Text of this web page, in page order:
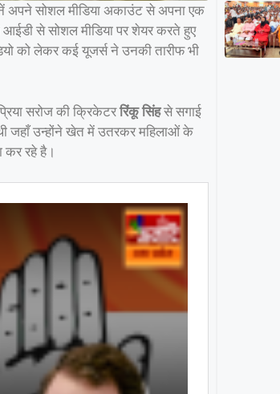
अपने सोशल मीडिया अकाउंट से अपना एक
से सोशल मीडिया पर शेयर करते हुए
को लेकर कई यूजर्स ने उनकी तारीफ भी
सरोज की क्रिकेटररिंकू सिंहसे सगाई
जहाँ उन्होंने खेत में उतरकर महिलाओं के
रहे है।